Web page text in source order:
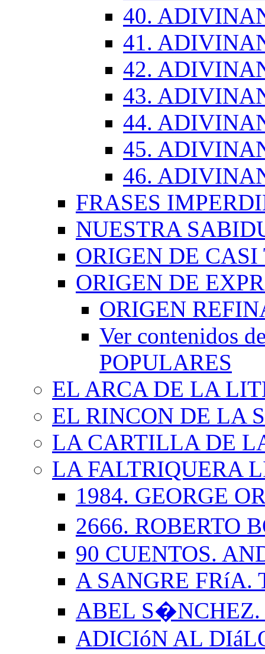
40.
41.
42.
43.
44.
45.
46.
FRASES
NUESTRA
ORIGEN DE CASI
ORIGEN DE
ORIGEN
Ver contenidos
POPULARES
EL ARCA DE LA
EL RINCON DE LA
LA CARTILLA DE
LA FALTRIQUERA
1984. GEORGE
2666. ROBERTO
90 CUENTOS.
A SANGRE FRíA.
ABEL
ADICIóN AL